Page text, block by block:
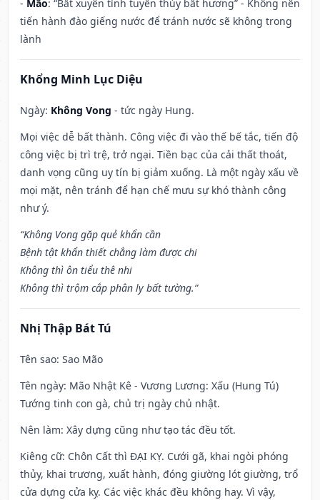
- Mão: “Bất xuyên tỉnh tuyền thủy bất hương” - Không nên
tiến hành đào giếng nước để tránh nước sẽ không trong
lành
Khổng Minh Lục Diệu
Ngày: Không Vong - tức ngày Hung.
Mọi việc dễ bất thành. Công việc đi vào thế bế tắc, tiến độ
công việc bị trì trệ, trở ngại. Tiền bạc của cải thất thoát,
danh vọng cũng uy tín bị giảm xuống. Là một ngày xấu về
mọi mặt, nên tránh để hạn chế mưu sự khó thành công
như ý.
“Không Vong gặp quẻ khẩn cần
Bệnh tật khẩn thiết chẳng làm được chi
Không thì ôn tiểu thê nhi
Không thì trộm cắp phân ly bất tường.”
Nhị Thập Bát Tú
Tên sao: Sao Mão
Tên ngày: Mão Nhật Kê - Vương Lương: Xấu (Hung Tú)
Tướng tinh con gà, chủ trị ngày chủ nhật.
Nên làm: Xây dựng cũng như tạo tác đều tốt.
Kiêng cữ: Chôn Cất thì ĐẠI KỴ. Cưới gã, khai ngòi phóng
thủy, khai trương, xuất hành, đóng giường lót giường, trổ
cửa dựng cửa kỵ. Các việc khác đều không hay. Vì vậy,